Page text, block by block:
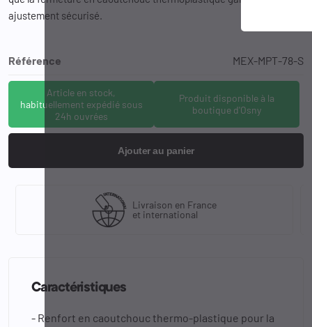
ajustement sécurisé.
Référence MEX-MPT-78-S
Article en stock,
habituellement expédié sous
24h ouvrées
Produit disponible à la
boutique d'Osny
Ajouter au panier
Livraison en France
et international
Caractéristiques
- Renfort en caoutchouc thermo-plastique pour la